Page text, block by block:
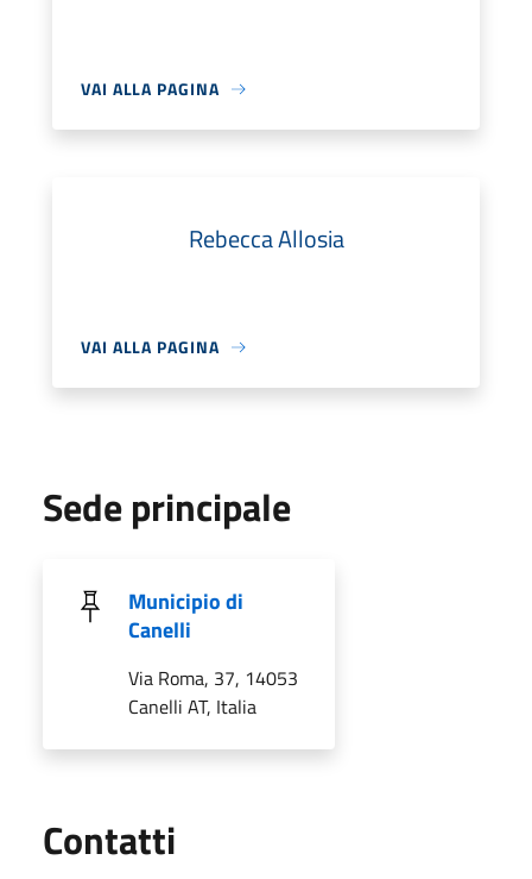
VAI ALLA PAGINA
Rebecca Allosia
VAI ALLA PAGINA
Sede principale
Municipio di
Canelli
Via Roma, 37, 14053
Canelli AT, Italia
Contatti